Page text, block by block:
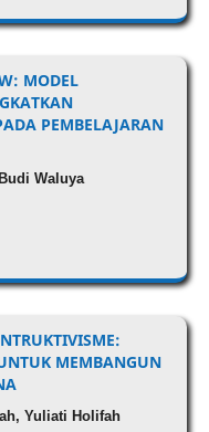
MODEL
PEMBELAJARAN
Waluya
MEMBANGUN
Yuliati Holifah